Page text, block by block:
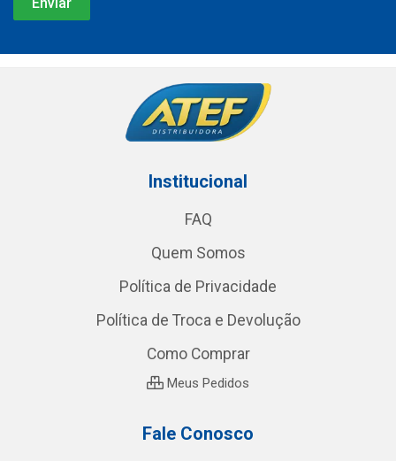
Institucional
FAQ
Quem Somos
Política de Privacidade
Política de Troca e Devolução
Como Comprar
Meus Pedidos
Fale Conosco